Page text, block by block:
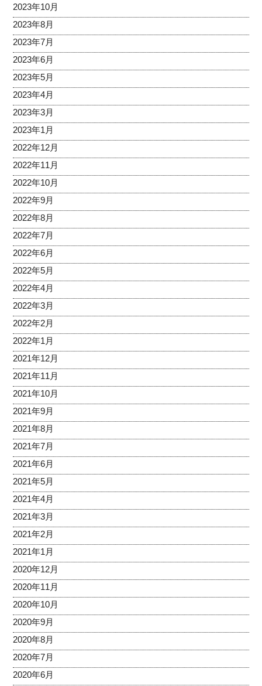
2023年10月
2023年8月
2023年7月
2023年6月
2023年5月
2023年4月
2023年3月
2023年1月
2022年12月
2022年11月
2022年10月
2022年9月
2022年8月
2022年7月
2022年6月
2022年5月
2022年4月
2022年3月
2022年2月
2022年1月
2021年12月
2021年11月
2021年10月
2021年9月
2021年8月
2021年7月
2021年6月
2021年5月
2021年4月
2021年3月
2021年2月
2021年1月
2020年12月
2020年11月
2020年10月
2020年9月
2020年8月
2020年7月
2020年6月